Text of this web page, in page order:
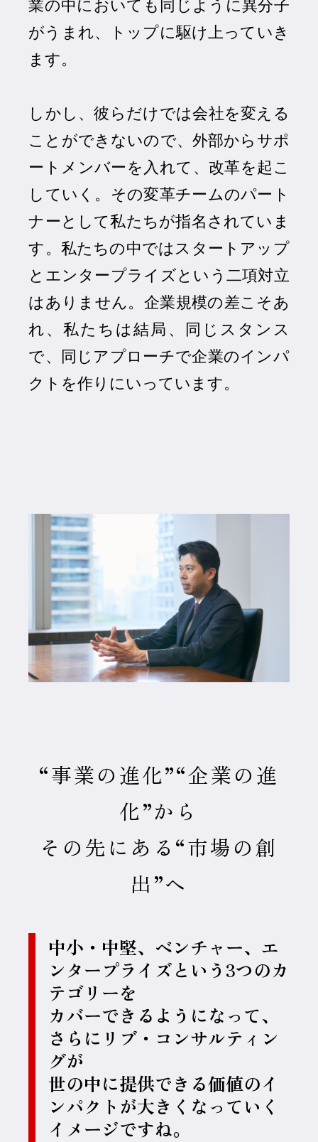
業の中においても同じように異分子
がうまれ、トップに駆け上っていき
ます。
しかし、彼らだけでは会社を変える
ことができないので、外部からサポ
ートメンバーを入れて、改革を起こ
していく。その変革チームのパート
ナーとして私たちが指名されていま
す。私たちの中ではスタートアップ
とエンタープライズという二項対立
はありません。企業規模の差こそあ
れ、私たちは結局、同じスタンス
で、同じアプローチで企業のインパ
クトを作りにいっています。
“事業の進化”“企業の進
化”から
その先にある“市場の創
出”へ
中小・中堅、ベンチャー、エ
ンタープライズという3つのカ
テゴリーを
カバーできるようになって、
さらにリブ・コンサルティン
グが
世の中に提供できる価値のイ
ンパクトが大きくなっていく
イメージですね。